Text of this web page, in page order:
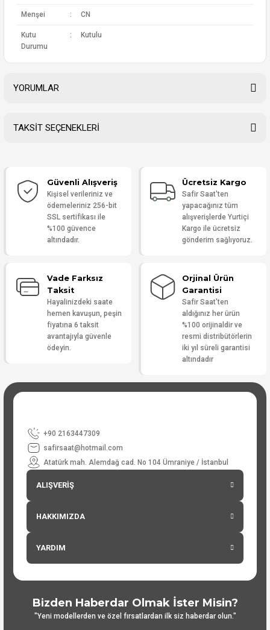
Menşei : CN
Kutu
Durumu
: Kutulu
YORUMLAR
Yorum Yaz
TAKSİT SEÇENEKLERİ
Güvenli Alışveriş
Kişisel verileriniz ve
ödemeleriniz 256-bit
SSL sertifikası ile
%100 güvence
altındadır.
Ücretsiz Kargo
Safir Saat'ten
yapacağınız tüm
alışverişlerde Yurtiçi
Kargo ile ücretsiz
gönderim sağlıyoruz.
Vade Farksız
Taksit
Hayalinizdeki saate
hemen kavuşun, peşin
fiyatına 6 taksit
avantajıyla güvenle
ödeyin.
Orjinal Ürün
Garantisi
Safir Saat'ten
aldığınız her ürün
%100 orijinaldir ve
resmi distribütörlerin
iki yıl süreli garantisi
altındadır
+90 2163447309
safirsaat@hotmail.com
Atatürk mah. Alemdağ cad. No 104 Ümraniye / İstanbul
ALIŞVERİŞ
HAKKIMIZDA
YARDIM
Bizden Haberdar Olmak İster Misin?
"Yeni modellerden ve özel fırsatlardan ilk siz haberdar olun."